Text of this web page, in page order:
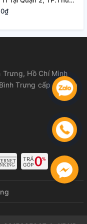
Hồ Chí Minh
Trưng cấp lần đầu